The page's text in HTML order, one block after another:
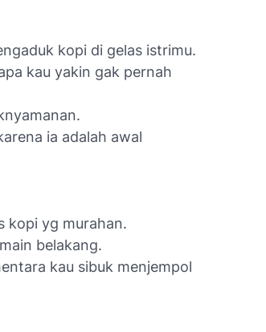
kopi di gelas istrimu.
kau yakin gak pernah
ia adalah awal
kopi yg murahan.
belakang.
kau sibuk menjempol